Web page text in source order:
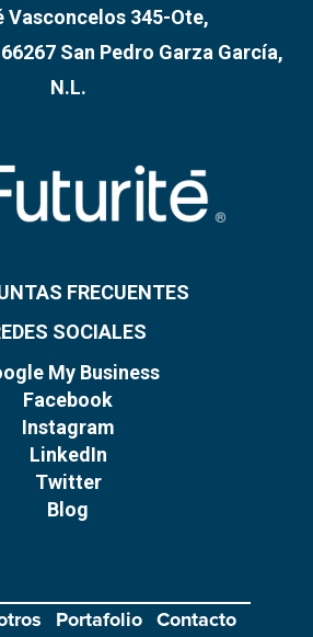
Vasconcelos 345-Ote,
San Pedro Garza García,
N.L.
FRECUENTES
SOCIALES
My Business
Facebook
Instagram
LinkedIn
Twitter
Blog
Portafolio Contacto